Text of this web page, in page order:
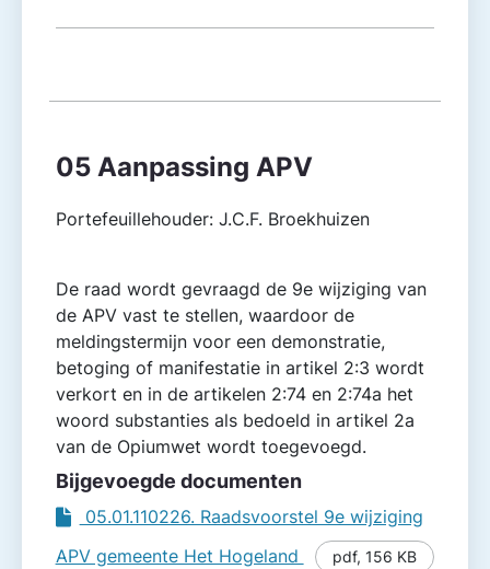
05 Aanpassing APV
Portefeuillehouder: J.C.F. Broekhuizen
De raad wordt gevraagd de 9e wijziging van
de APV vast te stellen, waardoor de
meldingstermijn voor een demonstratie,
betoging of manifestatie in artikel 2:3 wordt
verkort en in de artikelen 2:74 en 2:74a het
woord substanties als bedoeld in artikel 2a
van de Opiumwet wordt toegevoegd.
Bijgevoegde documenten
05.01.110226. Raadsvoorstel 9e wijziging
APV gemeente Het Hogeland
pdf, 156 KB